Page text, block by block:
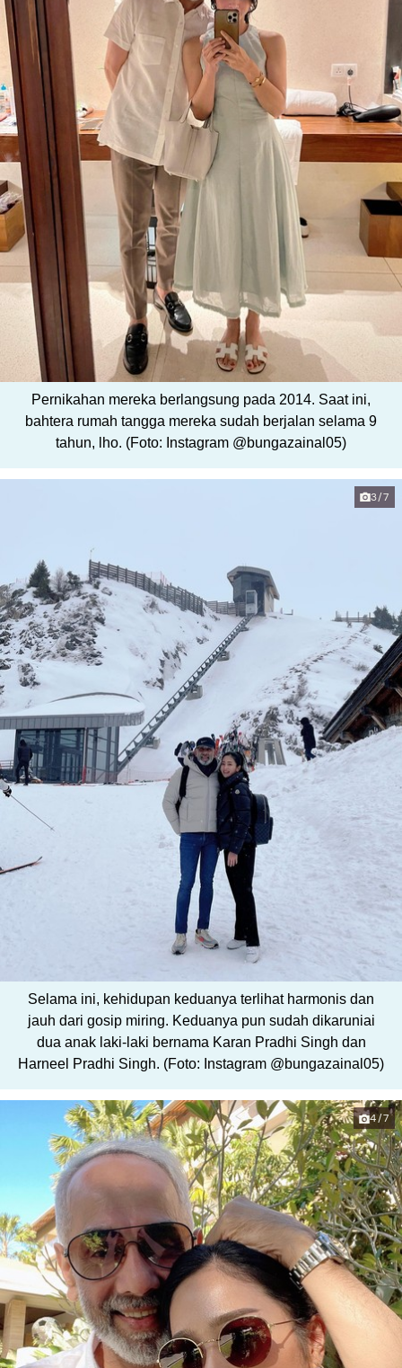
Pernikahan mereka berlangsung pada 2014. Saat ini,
bahtera rumah tangga mereka sudah berjalan selama 9
tahun, lho. (Foto: Instagram @bungazainal05)
3/7
Selama ini, kehidupan keduanya terlihat harmonis dan
jauh dari gosip miring. Keduanya pun sudah dikaruniai
dua anak laki-laki bernama Karan Pradhi Singh dan
Harneel Pradhi Singh. (Foto: Instagram @bungazainal05)
4/7